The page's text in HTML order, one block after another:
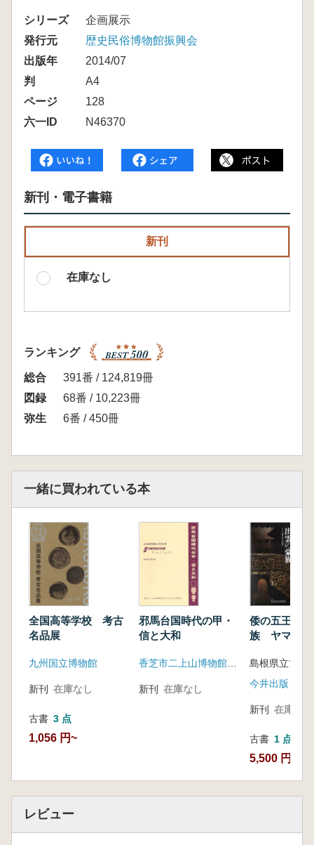
シリーズ
企画展示
発行元
歴史民俗博物館振興会
出版年
2014/07
判
A4
ページ
128
六一ID
N46370
新刊・電子書籍
新刊
在庫なし
ランキング
総合
391番 / 124,819冊
図録
68番 / 10,223冊
弥生
6番 / 450冊
一緒に買われている本
全国高等学校 考古
名品展
九州国立博物館
新刊 在庫なし
古書 3 点
1,056 円~
邪馬台国時代の甲・
信と大和
香芝市二上山博物館友の会「ふたかみ史遊会」
新刊 在庫なし
倭の五王と
族 ヤマト王
今井出版
新刊 在庫なし
古書 1 点
5,500 円
レビュー